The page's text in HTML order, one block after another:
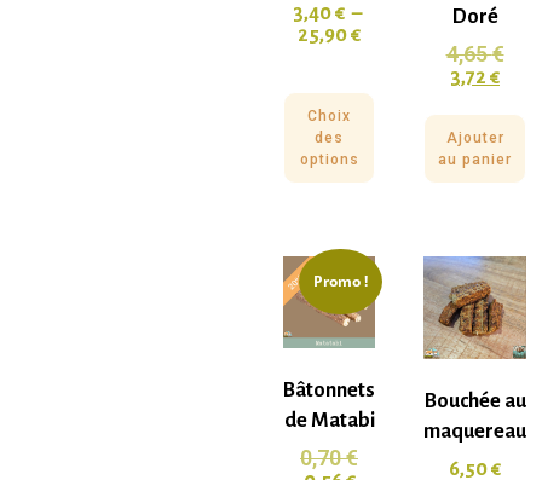
3,40€ –
25,90€
Choix
des
options
Doré
4,65€
3,72 €
Ajouter
au panier
Promo !
Bâtonnets
de Matabi
0,70€
Bouchée au
maquereau
6,50€